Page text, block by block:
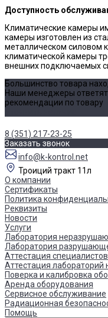
Доступность
Климатические камеры
камеры изготовлен из
металлическом силовом
климатической камеры
внешних подключаемых
Большинство товара
Наши менеджеры
рекомендации по товару
8 (351) 217-23-25
Заказать звонок
info@k-kontrol.net
Троиций тракт 11л
О компании
Сертификаты
Политика
Реквизиты
Новости
Услуги
Лаборатория
Лаборатория
Аттестация
Аттестация
Поверка и калибровка
Аренда оборудования
Сервисное обслуживание
Радиационная
Помощь